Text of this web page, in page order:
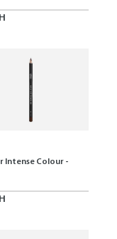
Intense Colour -